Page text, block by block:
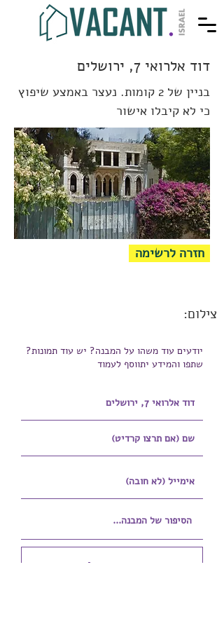
דוד אלרואי 7, ירושלים
בניין של 2 קומות. נעצר באמצע שיפוץ
כי לא קיבלו אישור
חזרה לרשימה
צילום:
יודעים עוד משהו על המבנה? יש עוד תמונות?
שתפו והמידע יתווסף לעמוד